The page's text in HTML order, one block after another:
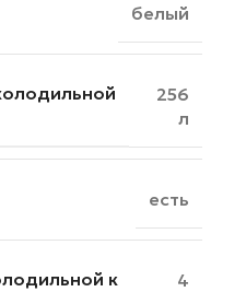
белый
256
л
есть
к 4